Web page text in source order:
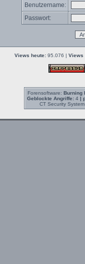
Benutzername:
Passwort:
Views heute: 95.076 | Views
Forensoftware: Burning
Geblockte Angriffe:4 |
CT Security